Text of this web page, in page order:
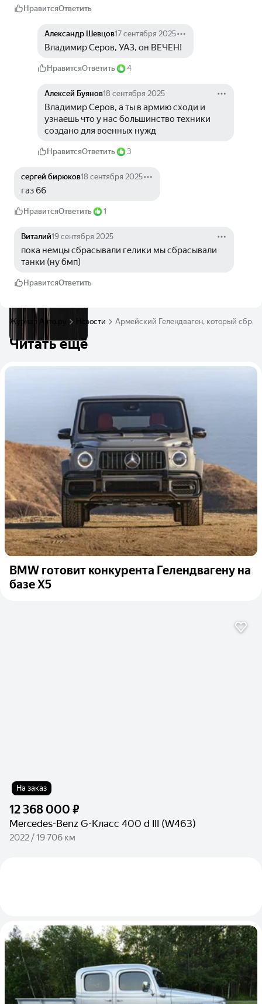
НравитсяОтветить
Александр Шевцов17 сентября 2025
Владимир Серов, УАЗ, он ВЕЧЕН!
НравитсяОтветить 4
Алексей Буянов18 сентября 2025
Владимир Серов, а ты в армию сходи и
узнаешь что у нас большинство техники
создано для военных нужд
НравитсяОтветить 3
сергей бирюков18 сентября 2025
газ 66
НравитсяОтветить 1
Виталий19 сентября 2025
пока немцы сбрасывали гелики мы сбрасывали
танки (ну бмп)
НравитсяОтветить
Журнал Авто.ру Новости Армейский Гелендваген, который
Читать ещё
BMW готовит конкурента Гелендвагену на
базе X5
На заказ
12 368 000 ₽
Mercedes-Benz G-Класс 400 d III (W463)
2022 / 19 706 км